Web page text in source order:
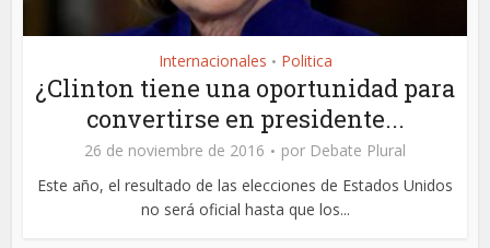
Internacionales • Politica
¿Clinton tiene una oportunidad para
convertirse en presidente...
26 de noviembre de 2016 por Debate Plural
Este año, el resultado de las elecciones de Estados Unidos
no será oficial hasta que los...